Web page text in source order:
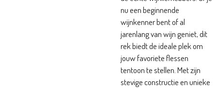
nu een beginnende
wijnkenner bent of al
jarenlang van wijn geniet, dit
rek biedt de ideale plek om
jouw favoriete flessen
tentoon te stellen. Met zijn
stevige constructie en unieke